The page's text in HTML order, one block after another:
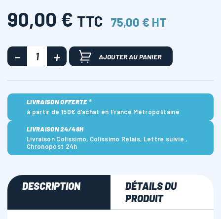
90,00 € TTC 75,00 € HT
AJOUTER AU PANIER
LIVRAISON OFFERTE *
à partir de 150€ d’achat en France Métropolitaine
LIVRAISON 24/48H
Livraison Colissimo, Colissimo Relais, Lettre suivie ,
Chronopost 24h
DESCRIPTION
DÉTAILS DU
PRODUIT